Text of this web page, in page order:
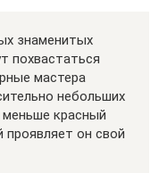
знаменитых
похвастаться
мастера
небольших
красный
он свой